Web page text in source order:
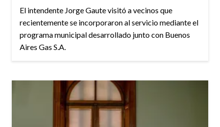
El intendente Jorge Gaute visitó a vecinos que
recientemente se incorporaron al servicio mediante el
programa municipal desarrollado junto con Buenos
Aires Gas S.A.